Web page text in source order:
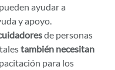
ayudar a
y apoyo.
de personas
también necesitan
para los